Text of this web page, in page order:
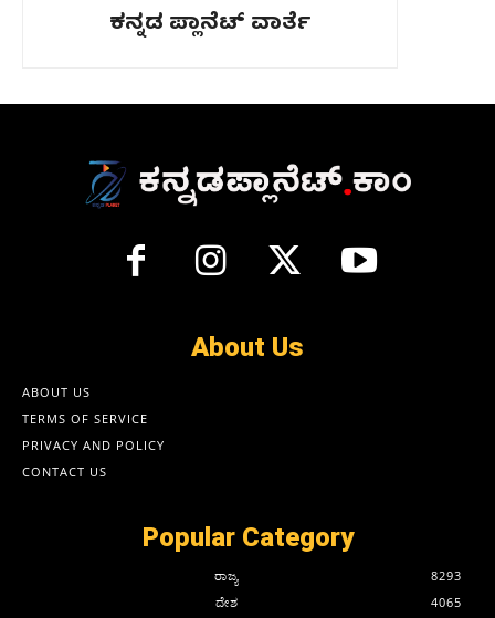
ಕನ್ನಡ ಪ್ಲಾನೆಟ್ ವಾರ್ತೆ
About Us
ABOUT US
TERMS OF SERVICE
PRIVACY AND POLICY
CONTACT US
Popular Category
ರಾಜ್ಯ
8293
ದೇಶ
4065